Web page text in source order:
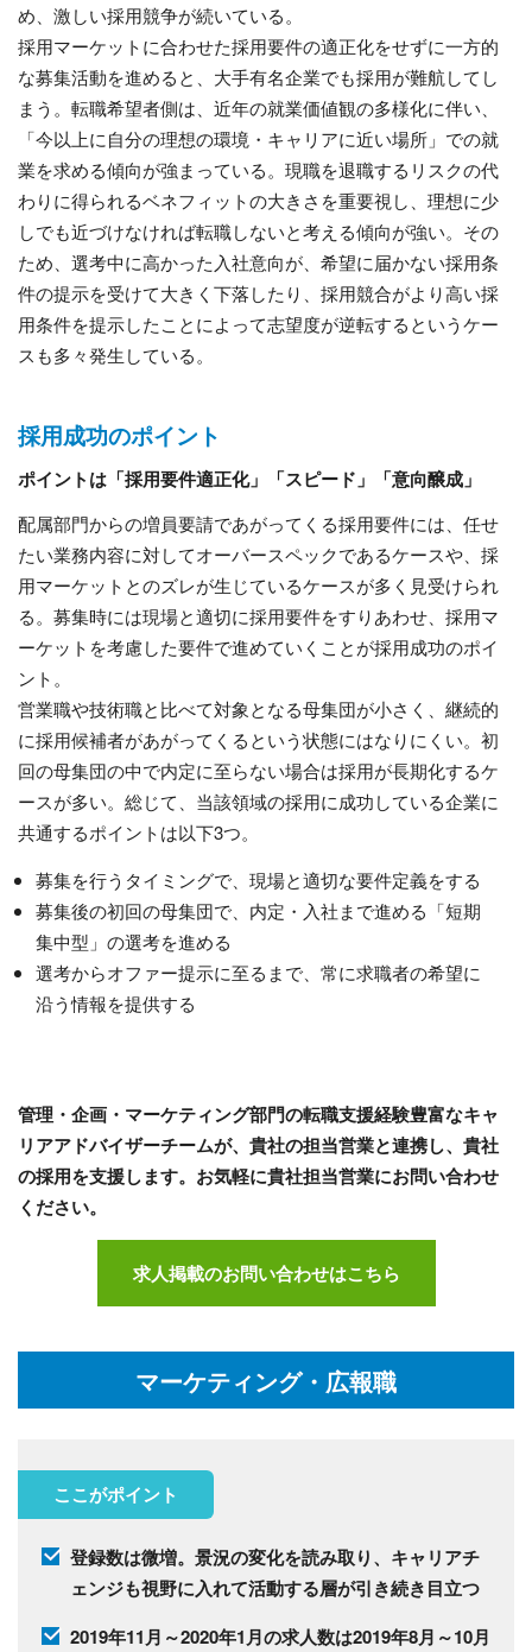
め、激しい採用競争が続いている。
採用マーケットに合わせた採用要件の適正化をせずに一方的
な募集活動を進めると、大手有名企業でも採用が難航してし
まう。転職希望者側は、近年の就業価値観の多様化に伴い、
「今以上に自分の理想の環境・キャリアに近い場所」での就
業を求める傾向が強まっている。現職を退職するリスクの代
わりに得られるベネフィットの大きさを重要視し、理想に少
しでも近づけなければ転職しないと考える傾向が強い。その
ため、選考中に高かった入社意向が、希望に届かない採用条
件の提示を受けて大きく下落したり、採用競合がより高い採
用条件を提示したことによって志望度が逆転するというケー
スも多々発生している。
採用成功のポイント
ポイントは「採用要件適正化」「スピード」「意向醸成」
配属部門からの増員要請であがってくる採用要件には、任せ
たい業務内容に対してオーバースペックであるケースや、採
用マーケットとのズレが生じているケースが多く見受けられ
る。募集時には現場と適切に採用要件をすりあわせ、採用マ
ーケットを考慮した要件で進めていくことが採用成功のポイ
ント。
営業職や技術職と比べて対象となる母集団が小さく、継続的
に採用候補者があがってくるという状態にはなりにくい。初
回の母集団の中で内定に至らない場合は採用が長期化するケ
ースが多い。総じて、当該領域の採用に成功している企業に
共通するポイントは以下3つ。
募集を行うタイミングで、現場と適切な要件定義をする
募集後の初回の母集団で、内定・入社まで進める「短期
集中型」の選考を進める
選考からオファー提示に至るまで、常に求職者の希望に
沿う情報を提供する
管理・企画・マーケティング部門の転職支援経験豊富なキャ
リアアドバイザーチームが、 貴社の担当営業と連携し、貴社
の採用を支援します。お気軽に貴社担当営業にお問い合わせ
ください。
求人掲載のお問い合わせはこちら
マーケティング・広報職
ここがポイント
登録数は微増。景況の変化を読み取り、キャリアチ
ェンジも視野に入れて活動する層が引き続き目立つ
2019年11月～2020年1月の求人数は2019年8月～10月